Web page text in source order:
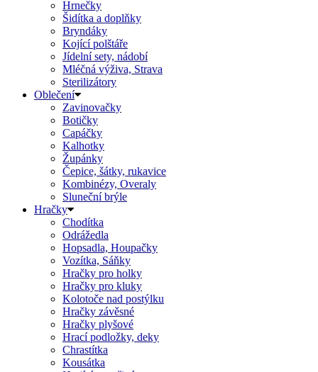
Hrnečky
Šidítka a doplňky
Bryndáky
Kojící polštáře
Jídelní sety, nádobí
Mléčná výživa, Strava
Sterilizátory
Oblečení
Zavinovačky
Botičky
Capáčky
Kalhotky
Župánky
Čepice, šátky, rukavice
Kombinézy, Overaly
Sluneční brýle
Hračky
Chodítka
Odrážedla
Hopsadla, Houpačky
Vozítka, Sáňky
Hračky pro holky
Hračky pro kluky
Kolotoče nad postýlku
Hračky závěsné
Hračky plyšové
Hrací podložky, deky
Chrastítka
Kousátka